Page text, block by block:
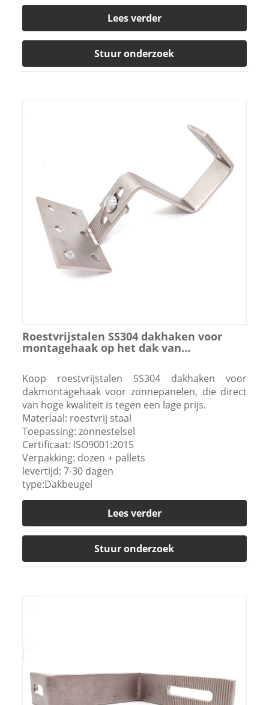
Lees verder
Stuur onderzoek
Roestvrijstalen SS304 dakhaken voor
montagehaak op het dak van
Koop roestvrijstalen SS304 dakhaken voor
dakmontagehaak voor zonnepanelen, die direct
van hoge kwaliteit is tegen een lage prijs.
Materiaal: roestvrij staal
Toepassing: zonnestelsel
Certificaat: ISO9001:2015
Verpakking: dozen + pallets
levertijd: 7-30 dagen
type:Dakbeugel
Lees verder
Stuur onderzoek